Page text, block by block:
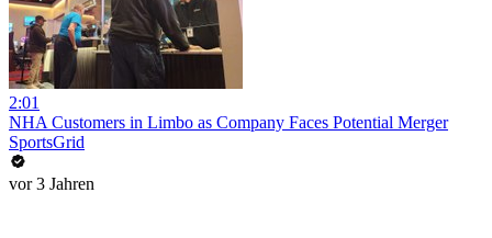
2:01
NHA Customers in Limbo as Company Faces Potential Merger
SportsGrid
vor 3 Jahren